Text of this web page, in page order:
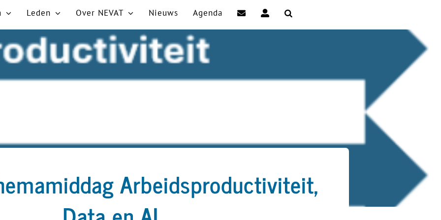
Leden Over NEVAT Nieuws Agenda
Arbeidsproductiviteit,